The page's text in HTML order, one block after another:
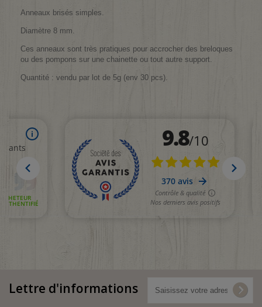
Anneaux brisés simples.
Diamètre 8 mm.
Ces anneaux sont très pratiques pour accrocher des breloques
ou des pompons sur une chainette ou tout autre support.
Quantité : vendu par lot de 5g (env 30 pcs).
Lettre d'informations